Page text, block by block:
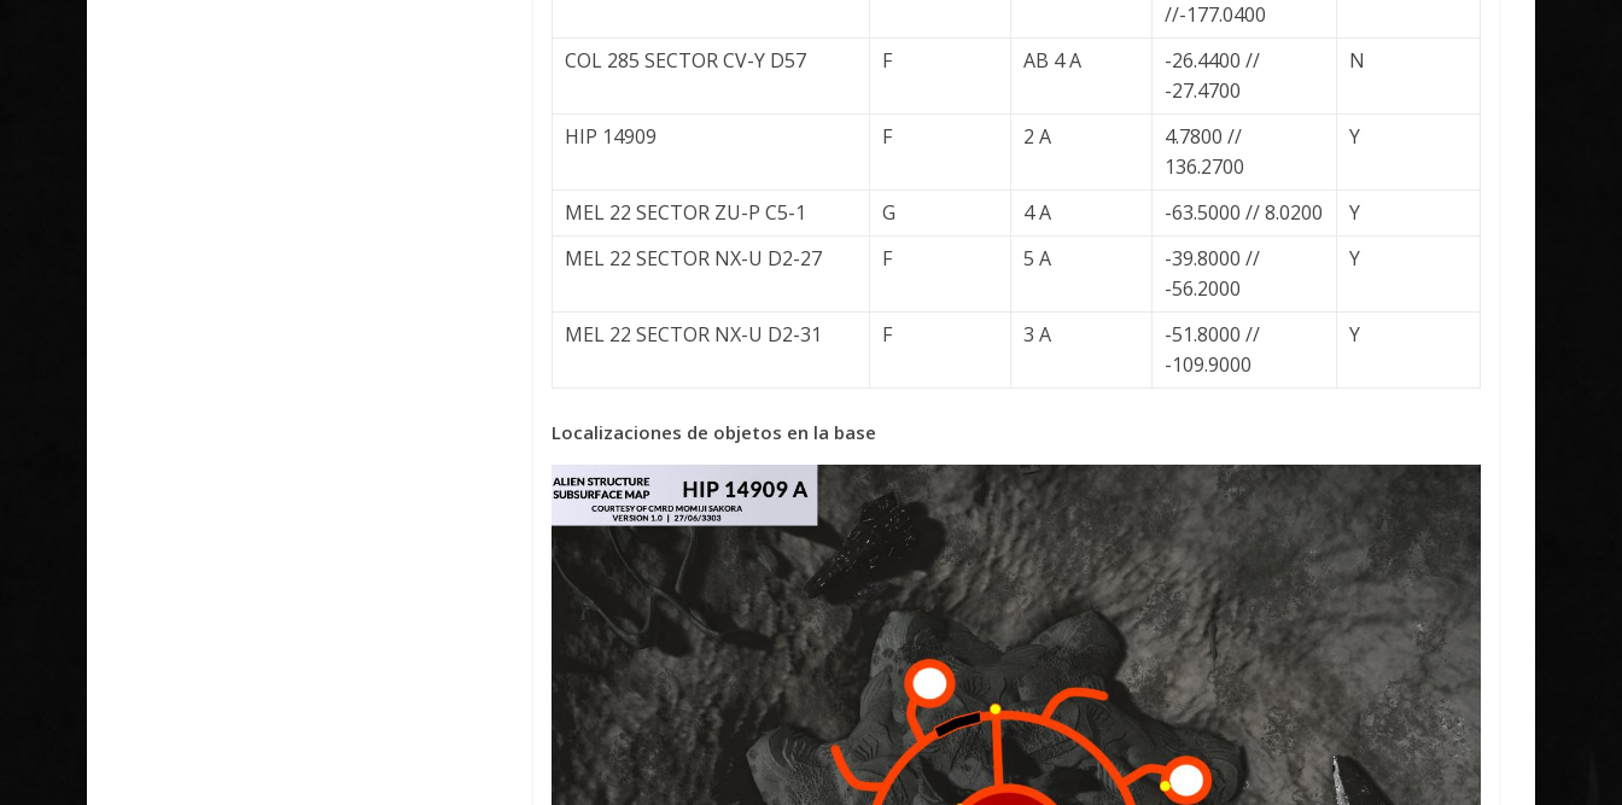
//-177.0400
COL 285 SECTOR CV-Y D57 F AB 4 A
-26.4400 //
-27.4700
N
HIP 14909 F 2 A
4.7800 //
136.2700
Y
MEL 22 SECTOR ZU-P C5-1 G 4 A -63.5000 // 8.0200
Y
MEL 22 SECTOR NX-U D2-27
F 5 A
-39.8000 //
-56.2000
Y
MEL 22 SECTOR NX-U D2-31 F 3 A
-51.8000 //
-109.9000
Y
Localizaciones de objetos en la base